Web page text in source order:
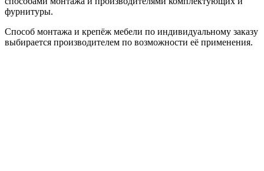
фурнитуры.
Способ монтажа и крепёж мебели по индивидуальному заказу
выбирается производителем по возможности её применения.